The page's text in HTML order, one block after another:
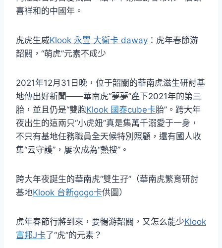
喜祥和的中國年。
虎虎生威Klook 永豐 大衛卡 daway ：虎年春節游
韶關，“萌虎”元素不成少
2021年12月31日晚，位于韶關的華南虎滋生研討基
地傳出好新聞——華南虎“夢夢”產下2021年的第三
胎，並且仍是“雙胞Klook 國泰cube卡胎”。跨大年
夜出生的這兩只“小虎妞”真是集萬千溺愛于一身，
不只有基地任務職員全天候特別照顧，還有國人收
集“云守護”，屢次成為“熱搜”。
跨大年夜誕生的華南虎“雙生孖”（華南虎繁育研討
基地Klook 台新gogo卡供圖）
虎年春節行將到來，要暢游韶關，又怎么能少Klook
富邦J卡了“虎”的元素？